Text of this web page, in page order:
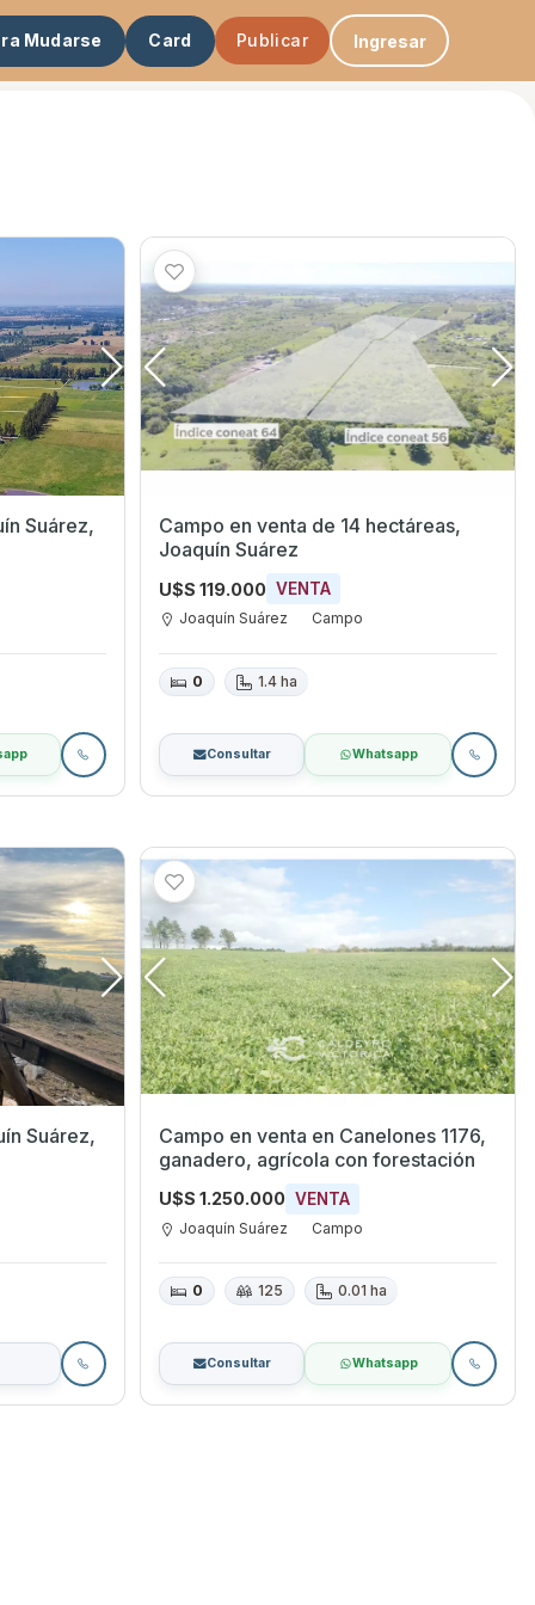
Mudarse Card Publicar Ingresar
Campo en venta de 14 hectáreas,
Joaquín Suárez
U$S 119.000 VENTA
Joaquín Suárez Campo
0 1.4 ha
Consultar Whatsapp
Campo en venta en Canelones 1176,
ganadero, agrícola con forestación
U$S 1.250.000 VENTA
Joaquín Suárez Campo
0 125 0.01 ha
Consultar Whatsapp